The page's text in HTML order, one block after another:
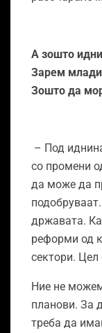
А зошто
Зарем
Зошто да
– Под
со промени
да може да
државата.
реформи од
сектори. Цел
Ние не
планови. За
треба да